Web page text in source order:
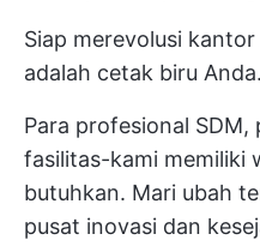
Siap merevolusi
adalah cetak biru Anda.
Para profesional
fasilitas-kami memiliki
butuhkan. Mari ubah
pusat inovasi dan